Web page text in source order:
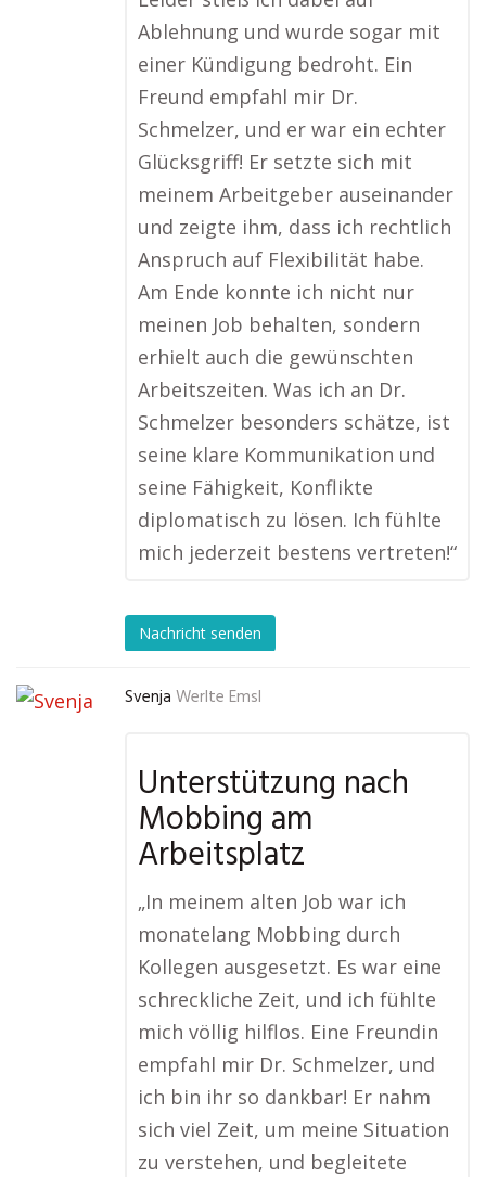
Ablehnung und wurde sogar mit
einer Kündigung bedroht. Ein
Freund empfahl mir Dr.
Schmelzer, und er war ein echter
Glücksgriff! Er setzte sich mit
meinem Arbeitgeber auseinander
und zeigte ihm, dass ich rechtlich
Anspruch auf Flexibilität habe.
Am Ende konnte ich nicht nur
meinen Job behalten, sondern
erhielt auch die gewünschten
Arbeitszeiten. Was ich an Dr.
Schmelzer besonders schätze, ist
seine klare Kommunikation und
seine Fähigkeit, Konflikte
diplomatisch zu lösen. Ich fühlte
mich jederzeit bestens vertreten!“
Nachricht senden
Svenja Werlte Emsl
Unterstützung nach
Mobbing am
Arbeitsplatz
„In meinem alten Job war ich
monatelang Mobbing durch
Kollegen ausgesetzt. Es war eine
schreckliche Zeit, und ich fühlte
mich völlig hilflos. Eine Freundin
empfahl mir Dr. Schmelzer, und
ich bin ihr so dankbar! Er nahm
sich viel Zeit, um meine Situation
zu verstehen, und begleitete